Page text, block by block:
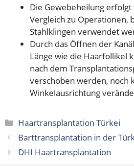
Die Gewebeheilung
Vergleich zu Operationen,
Stahlklingen verwendet
Durch das Öffnen der
Länge wie die Haarfollikel
nach dem
verschoben werden, noch
Winkelausrichtung
Kategorien
Haartransplantation Türkei
Barttransplantation in der
DHI Haartransplantation